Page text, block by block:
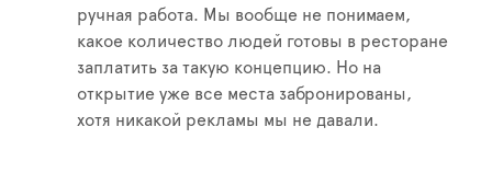
ручная работа. Мы вообще не понимаем,
какое количество людей готовы в ресторане
заплатить за такую концепцию. Но на
открытие уже все места забронированы,
хотя никакой рекламы мы не давали.